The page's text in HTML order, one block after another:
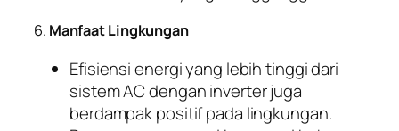
6. Manfaat Lingkungan
Efisiensi energi yang lebih tinggi dari
sistem AC dengan inverter juga
berdampak positif pada lingkungan.